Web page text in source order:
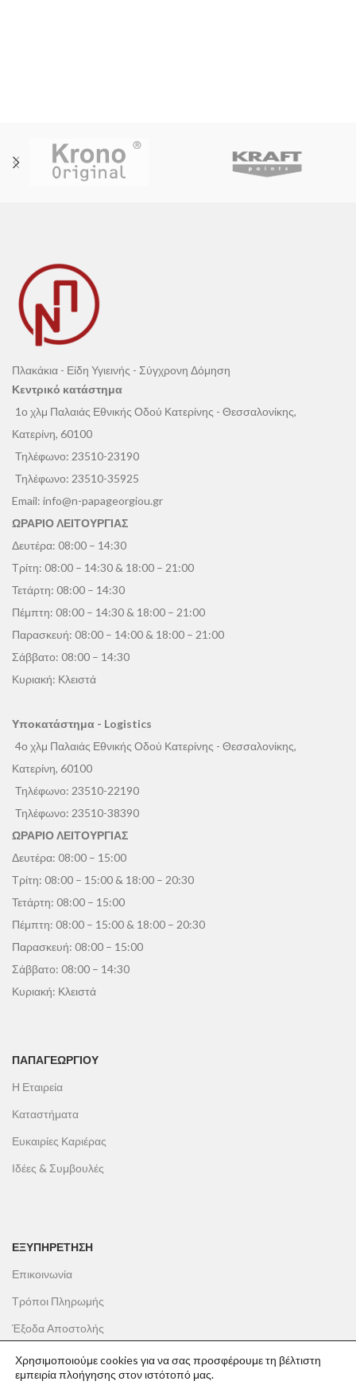
Πλακάκια - Είδη Υγιεινής - Σύγχρονη Δόμηση
Κεντρικό κατάστημα
1ο χλμ Παλαιάς Εθνικής Οδού Κατερίνης - Θεσσαλονίκης,
Κατερίνη, 60100
Τηλέφωνο: 23510-23190
Τηλέφωνο: 23510-35925
Email: info@n-papageorgiou.gr
ΩΡΑΡΙΟ ΛΕΙΤΟΥΡΓΙΑΣ
Δευτέρα: 08:00 – 14:30
Τρίτη: 08:00 – 14:30 & 18:00 – 21:00
Τετάρτη: 08:00 – 14:30
Πέμπτη: 08:00 – 14:30 & 18:00 – 21:00
Παρασκευή: 08:00 – 14:00 & 18:00 – 21:00
Σάββατο: 08:00 – 14:30
Κυριακή: Κλειστά
Υποκατάστημα - Logistics
4ο χλμ Παλαιάς Εθνικής Οδού Κατερίνης - Θεσσαλονίκης,
Κατερίνη, 60100
Τηλέφωνο: 23510-22190
Τηλέφωνο: 23510-38390
ΩΡΑΡΙΟ ΛΕΙΤΟΥΡΓΙΑΣ
Δευτέρα: 08:00 – 15:00
Τρίτη: 08:00 – 15:00 & 18:00 – 20:30
Τετάρτη: 08:00 – 15:00
Πέμπτη: 08:00 – 15:00 & 18:00 – 20:30
Παρασκευή: 08:00 – 15:00
Σάββατο: 08:00 – 14:30
Κυριακή: Κλειστά
ΠΑΠΑΓΕΩΡΓΊΟΥ
Η Εταιρεία
Καταστήματα
Ευκαιρίες Καριέρας
Ιδέες & Συμβουλές
ΕΞΥΠΗΡΕΤΗΣΗ
Επικοινωνία
Τρόποι Πληρωμής
Έξοδα Αποστολής
Πολιτική Επιστροφών
Όροι Χρήσης
Χρησιμοποιούμε cookies για να σας προσφέρουμε τη βέλτιστη
εμπειρία πλοήγησης στον ιστότοπό μας.